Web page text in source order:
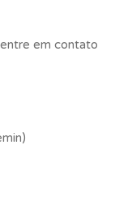
em contato